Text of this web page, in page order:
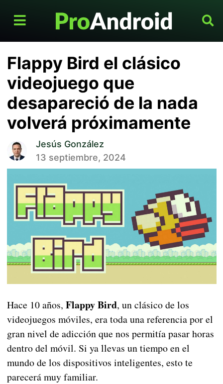
Flappy Bird el clásico
videojuego que
desapareció de la nada
volverá próximamente
Jesús González
13 septiembre, 2024
Hace 10 años, Flappy Bird, un clásico de los
videojuegos móviles, era toda una referencia por el
gran nivel de adicción que nos permitía pasar horas
dentro del móvil. Si ya llevas un tiempo en el
mundo de los dispositivos inteligentes, esto te
parecerá muy familiar.